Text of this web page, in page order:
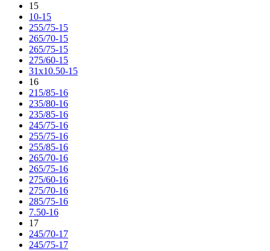
15
10-15
255/75-15
265/70-15
265/75-15
275/60-15
31x10.50-15
16
215/85-16
235/80-16
235/85-16
245/75-16
255/75-16
255/85-16
265/70-16
265/75-16
275/60-16
275/70-16
285/75-16
7.50-16
17
245/70-17
245/75-17